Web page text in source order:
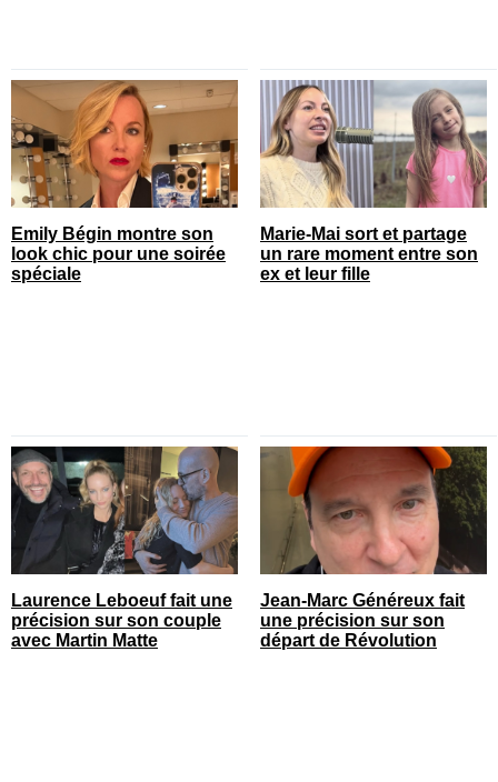
Emily Bégin montre son
look chic pour une soirée
spéciale
Marie-Mai sort et partage
un rare moment entre son
ex et leur fille
Laurence Leboeuf fait une
précision sur son couple
avec Martin Matte
Jean-Marc Généreux fait
une précision sur son
départ de Révolution